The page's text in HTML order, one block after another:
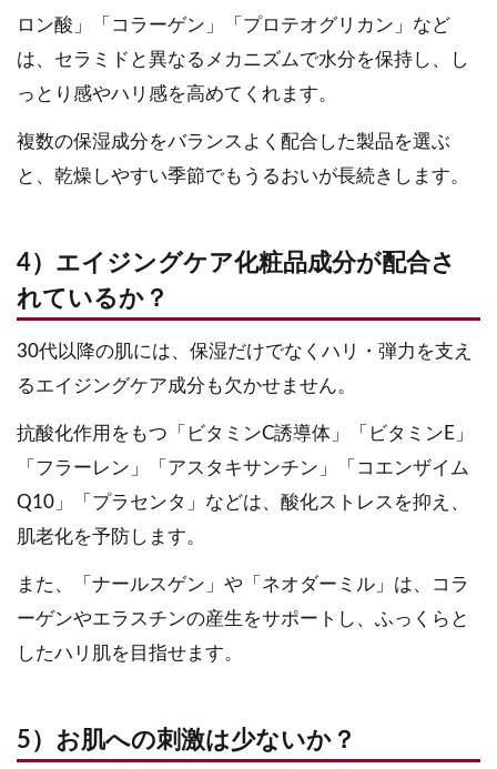
ロン酸」「コラーゲン」「プロテオグリカン」など
は、セラミドと異なるメカニズムで水分を保持し、し
っとり感やハリ感を高めてくれます。
複数の保湿成分をバランスよく配合した製品を選ぶ
と、乾燥しやすい季節でもうるおいが長続きします。
4）エイジングケア化粧品成分が配合さ
れているか？
30代以降の肌には、保湿だけでなくハリ・弾力を支え
るエイジングケア成分も欠かせません。
抗酸化作用をもつ「ビタミンC誘導体」「ビタミンE」
「フラーレン」「アスタキサンチン」「コエンザイム
Q10」「プラセンタ」などは、酸化ストレスを抑え、
肌老化を予防します。
また、「ナールスゲン」や「ネオダーミル」は、コラ
ーゲンやエラスチンの産生をサポートし、ふっくらと
したハリ肌を目指せます。
5）お肌への刺激は少ないか？